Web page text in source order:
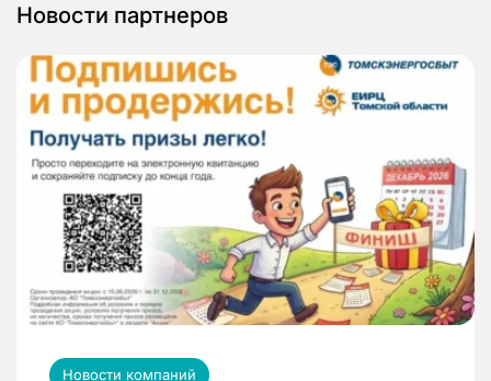
Новости партнеров
Новости компаний